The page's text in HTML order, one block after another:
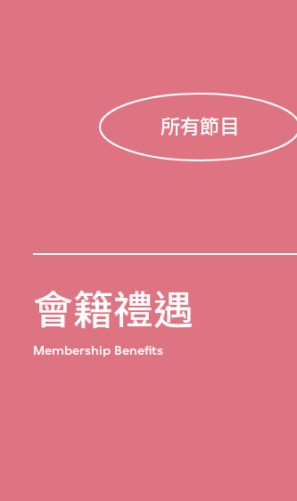
所有節目
會籍禮遇
Membership Benefits